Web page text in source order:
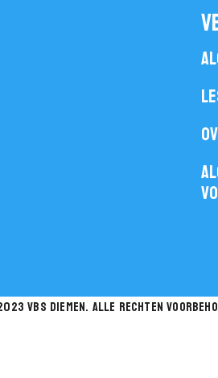
vbs diemen. Alle rechten